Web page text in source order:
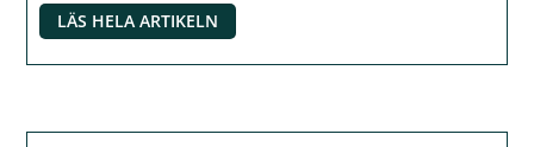
LÄS HELA ARTIKELN